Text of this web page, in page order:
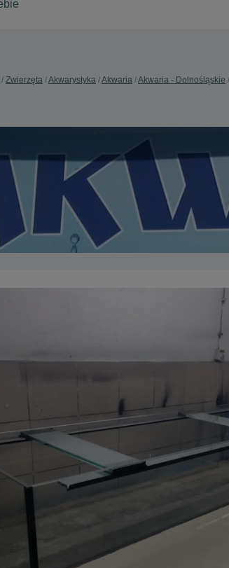
Zwierzęta Akwarystyka Akwaria Akwaria - Dolnośląskie